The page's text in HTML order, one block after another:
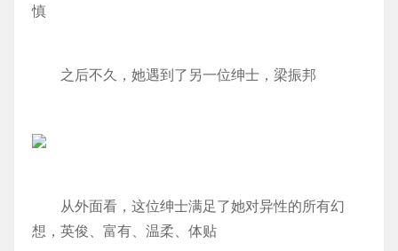
慎
之后不久，她遇到了另一位绅士，梁振邦
从外面看，这位绅士满足了她对异性的所有幻
想，英俊、富有、温柔、体贴